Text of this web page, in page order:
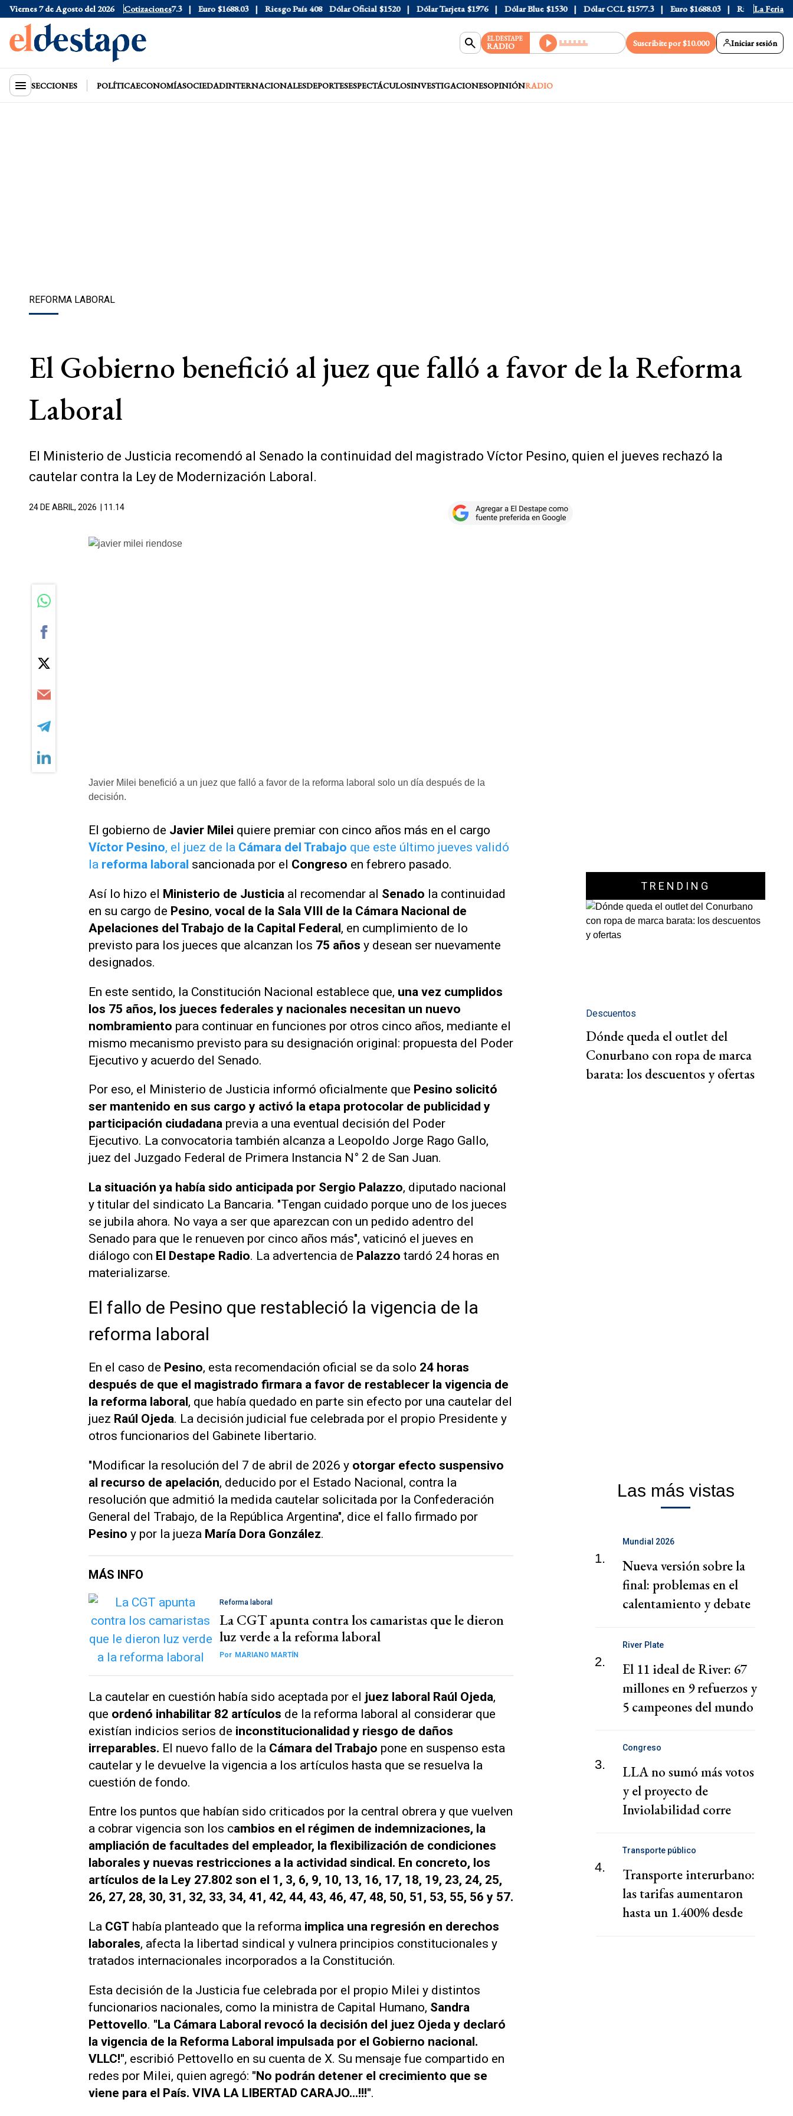
Viernes 7 de Agosto del 2026 Cotizaciones
Dólar Blue $1530 Dólar CCL $1577.3 Euro $1688.03 Riesgo País 408 Dólar Oficial $1520 Dólar Tarjeta $1976 Dólar Blue $1530 Dólar CCL $1577.3 Euro $1688.03 Riesgo País 408
La Feria
EL DESTAPE
RADIO Suscribite por $10.000 Iniciar sesión
SECCIONES POLÍTICAECONOMÍASOCIEDADINTERNACIONALESDEPORTESESPECTÁCULOSINVESTIGACIONESOPINIÓNRADIO
REFORMA LABORAL
El Gobierno benefició al juez que falló a favor de la Reforma
Laboral
El Ministerio de Justicia recomendó al Senado la continuidad del magistrado Víctor Pesino, quien el jueves rechazó la
cautelar contra la Ley de Modernización Laboral.
24 DE ABRIL, 2026 | 11.14
Javier Milei benefició a un juez que falló a favor de la reforma laboral solo un día después de la
decisión.
El gobierno de Javier Milei quiere premiar con cinco años más en el cargo
Víctor Pesino, el juez de la Cámara del Trabajo que este último jueves validó
la reforma laboral sancionada por el Congreso en febrero pasado.
Así lo hizo el Ministerio de Justicia al recomendar al Senado la continuidad
en su cargo de Pesino, vocal de la Sala VIII de la Cámara Nacional de
Apelaciones del Trabajo de la Capital Federal, en cumplimiento de lo
previsto para los jueces que alcanzan los 75 años y desean ser nuevamente
designados.
En este sentido, la Constitución Nacional establece que, una vez cumplidos
los 75 años, los jueces federales y nacionales necesitan un nuevo
nombramiento para continuar en funciones por otros cinco años, mediante el
mismo mecanismo previsto para su designación original: propuesta del Poder
Ejecutivo y acuerdo del Senado.
Por eso, el Ministerio de Justicia informó oficialmente que Pesino solicitó
ser mantenido en sus cargo y activó la etapa protocolar de publicidad y
participación ciudadana previa a una eventual decisión del Poder
Ejecutivo. La convocatoria también alcanza a Leopoldo Jorge Rago Gallo,
juez del Juzgado Federal de Primera Instancia N° 2 de San Juan.
La situación ya había sido anticipada por Sergio Palazzo, diputado nacional
y titular del sindicato La Bancaria. "Tengan cuidado porque uno de los jueces
se jubila ahora. No vaya a ser que aparezcan con un pedido adentro del
Senado para que le renueven por cinco años más", vaticinó el jueves en
diálogo con El Destape Radio. La advertencia de Palazzo tardó 24 horas en
materializarse.
El fallo de Pesino que restableció la vigencia de la
reforma laboral
En el caso de Pesino, esta recomendación oficial se da solo 24 horas
después de que el magistrado firmara a favor de restablecer la vigencia de
la reforma laboral, que había quedado en parte sin efecto por una cautelar del
juez Raúl Ojeda. La decisión judicial fue celebrada por el propio Presidente y
otros funcionarios del Gabinete libertario.
"Modificar la resolución del 7 de abril de 2026 y otorgar efecto suspensivo
al recurso de apelación, deducido por el Estado Nacional, contra la
resolución que admitió la medida cautelar solicitada por la Confederación
General del Trabajo, de la República Argentina", dice el fallo firmado por
Pesino y por la jueza María Dora González.
MÁS INFO
Reforma laboral
La CGT apunta contra los camaristas que le dieron
luz verde a la reforma laboral
Por MARIANO MARTÍN
La cautelar en cuestión había sido aceptada por el juez laboral Raúl Ojeda,
que ordenó inhabilitar 82 artículos de la reforma laboral al considerar que
existían indicios serios de inconstitucionalidad y riesgo de daños
irreparables. El nuevo fallo de la Cámara del Trabajo pone en suspenso esta
cautelar y le devuelve la vigencia a los artículos hasta que se resuelva la
cuestión de fondo.
Entre los puntos que habían sido criticados por la central obrera y que vuelven
a cobrar vigencia son los cambios en el régimen de indemnizaciones, la
ampliación de facultades del empleador, la flexibilización de condiciones
laborales y nuevas restricciones a la actividad sindical. En concreto, los
artículos de la Ley 27.802 son el 1, 3, 6, 9, 10, 13, 16, 17, 18, 19, 23, 24, 25,
26, 27, 28, 30, 31, 32, 33, 34, 41, 42, 44, 43, 46, 47, 48, 50, 51, 53, 55, 56 y 57.
La CGT había planteado que la reforma implica una regresión en derechos
laborales, afecta la libertad sindical y vulnera principios constitucionales y
tratados internacionales incorporados a la Constitución.
Esta decisión de la Justicia fue celebrada por el propio Milei y distintos
funcionarios nacionales, como la ministra de Capital Humano, Sandra
Pettovello. "La Cámara Laboral revocó la decisión del juez Ojeda y declaró
la vigencia de la Reforma Laboral impulsada por el Gobierno nacional.
VLLC!", escribió Pettovello en su cuenta de X. Su mensaje fue compartido en
redes por Milei, quien agregó: "No podrán detener el crecimiento que se
viene para el País. VIVA LA LIBERTAD CARAJO...!!!".
TRENDING
Descuentos
Dónde queda el outlet del
Conurbano con ropa de marca
barata: los descuentos y ofertas
Las más vistas
1.
Mundial 2026
Nueva versión sobre la
final: problemas en el
calentamiento y debate
2.
River Plate
El 11 ideal de River: 67
millones en 9 refuerzos y
5 campeones del mundo
3.
Congreso
LLA no sumó más votos
y el proyecto de
Inviolabilidad corre
4.
Transporte público
Transporte interurbano:
las tarifas aumentaron
hasta un 1.400% desde